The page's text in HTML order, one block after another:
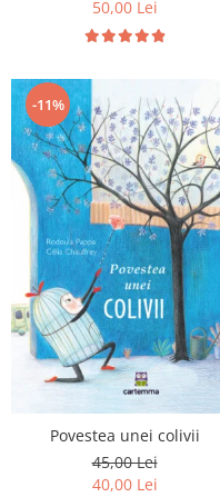
50,00 Lei
-11%
Povestea unei colivii
45,00 Lei
40,00 Lei